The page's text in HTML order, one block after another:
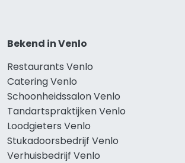
Bekend in Venlo
Restaurants Venlo
Catering Venlo
Schoonheidssalon Venlo
Tandartspraktijken Venlo
Loodgieters Venlo
Stukadoorsbedrijf Venlo
Verhuisbedrijf Venlo